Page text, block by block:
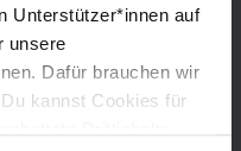
Unterstützer*innen auf
unsere
Dafür brauchen wir
kannst Cookies für